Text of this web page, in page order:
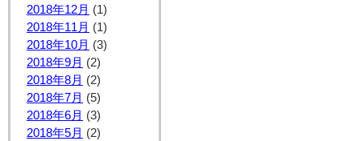
2018年12月 (1)
2018年11月 (1)
2018年10月 (3)
2018年9月 (2)
2018年8月 (2)
2018年7月 (5)
2018年6月 (3)
2018年5月 (2)